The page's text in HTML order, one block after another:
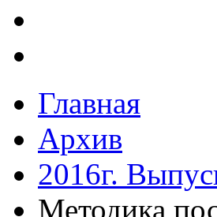
Главная
Архив
2016г.
Методика